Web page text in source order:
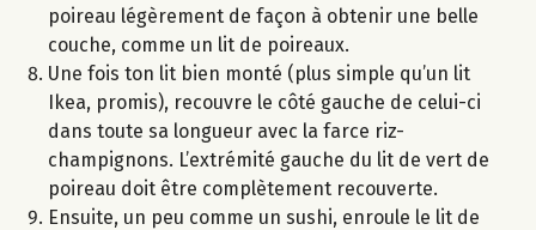
poireau légèrement de façon à obtenir une belle
couche, comme un lit de poireaux.
Une fois ton lit bien monté (plus simple qu’un lit
Ikea, promis), recouvre le côté gauche de celui-ci
dans toute sa longueur avec la farce riz-
champignons. L’extrémité gauche du lit de vert de
poireau doit être complètement recouverte.
Ensuite, un peu comme un sushi, enroule le lit de